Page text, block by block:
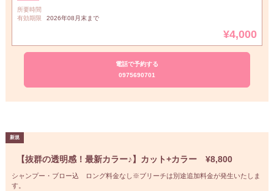
所要時間
有効期限
2026年08月末まで
¥4,000
電話で予約する
0975690701
【抜群の透明感！最新カラー♪】カット+カラー ¥8,800
シャンプー・ブロー込 ロング料金なし※ブリーチは別途追加料金が発生いたしま
す。